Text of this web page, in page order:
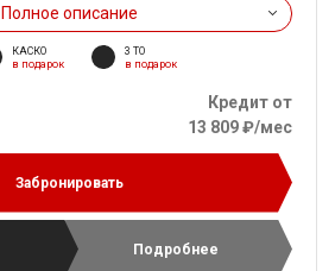
Полное описание
КАСКО
в подарок
3 ТО
в подарок
Кредит от
13 809 ₽/мес
Забронировать
Подробнее